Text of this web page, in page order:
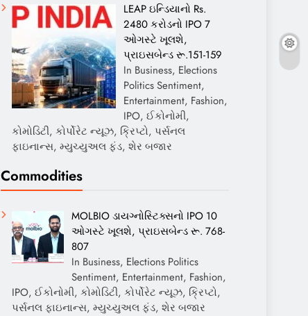
LEAP ઇન્ડિયાનો Rs.
2480 કરોડનો IPO 7
ઓગસ્ટે ખૂલશે,
પ્રાઇસબેન્ડ રૂ.151-159
In Business, Elections
Politics Sentiment,
Entertainment, Fashion,
IPO, ઈકોનોમી,
કોમોડિટી, કોર્પોરેટ ન્યૂઝ, ક્રિપ્ટો, પર્સનલ
ફાઇનાન્સ, મ્યુચ્યુઅલ ફંડ, શેર બજાર
Commodities
MOLBIO ડાયગ્નોસ્ટિક્સનો IPO 10
ઓગસ્ટે ખૂલશે, પ્રાઇસબેન્ડ રૂ. 768-
807
In Business, Elections Politics
Sentiment, Entertainment, Fashion,
IPO, ઈકોનોમી, કોમોડિટી, કોર્પોરેટ ન્યૂઝ, ક્રિપ્ટો,
પર્સનલ ફાઇનાન્સ, મ્યુચ્યુઅલ ફંડ, શેર બજાર